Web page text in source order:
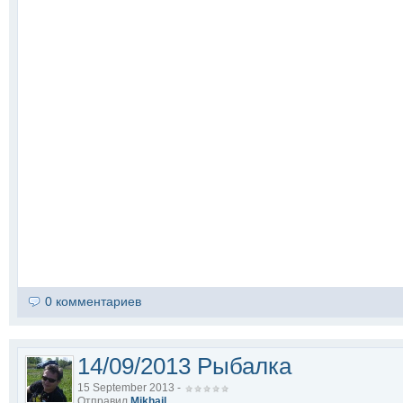
0 комментариев
14/09/2013 Рыбалка
15 September 2013 -